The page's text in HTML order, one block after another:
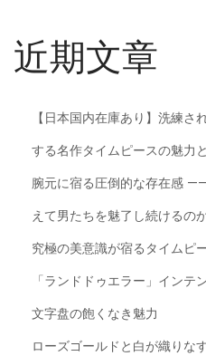
近期文章
【日本国内在庫あり】洗練
する名作タイムピースの魅力
腕元に宿る圧倒的な存在感
えて男たちを魅了し続けるの
究極の美意識が宿るタイムピ
「ランドドゥエラー」インテ
文字盘の飽くなき魅力
ローズゴールドと白が織りな